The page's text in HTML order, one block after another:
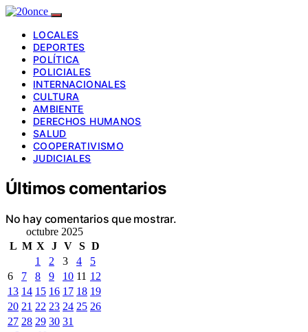
LOCALES
DEPORTES
POLÍTICA
POLICIALES
INTERNACIONALES
CULTURA
AMBIENTE
DERECHOS HUMANOS
SALUD
COOPERATIVISMO
JUDICIALES
Últimos comentarios
No hay comentarios que mostrar.
octubre 2025
L M X J V S D
1
2 3 4
5
6
7 8 9 10 11 12
13 14 15 16 17 18 19
20 21 22 23 24 25 26
27 28 29 30 31